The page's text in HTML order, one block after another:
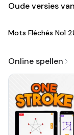
Oude versies
Mots Fléchés No1
Online spellen